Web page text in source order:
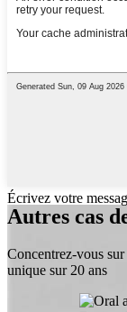
Écrivez votre
Autres cas
Concentrez-vous
unique sur 20 ans